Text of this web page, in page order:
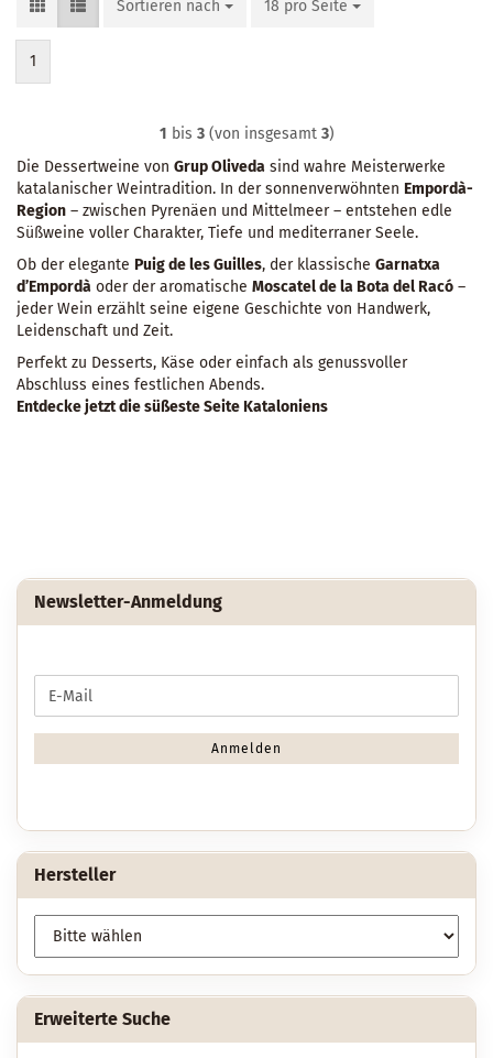
Sortieren nach
Sortieren nach 18 pro Seite
pro Seite
1
1 bis 3(von insgesamt 3)
Die Dessertweine von Grup Oliveda sind wahre Meisterwerke
katalanischer Weintradition. In der sonnenverwöhnten Empordà-
Region – zwischen Pyrenäen und Mittelmeer – entstehen edle
Süßweine voller Charakter, Tiefe und mediterraner Seele.
Ob der elegante Puig de les Guilles, der klassische Garnatxa
d’Empordà oder der aromatische Moscatel de la Bota del Racó –
jeder Wein erzählt seine eigene Geschichte von Handwerk,
Leidenschaft und Zeit.
Perfekt zu Desserts, Käse oder einfach als genussvoller
Abschluss eines festlichen Abends.
Entdecke jetzt die süßeste Seite Kataloniens
Newsletter-Anmeldung
ZUR
E-
Mail
Anmelden
Hersteller
Erweiterte Suche